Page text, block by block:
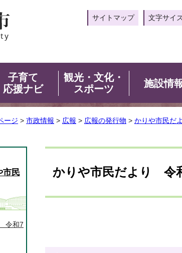
サイトマップ 文字サイ
子育て
応援ナビ
観光・文化・
スポーツ
施設情
ージ > 市政情報 > 広報 > 広報の発行物 > かりや市民だ
かりや市民だより 令
市民
令和7